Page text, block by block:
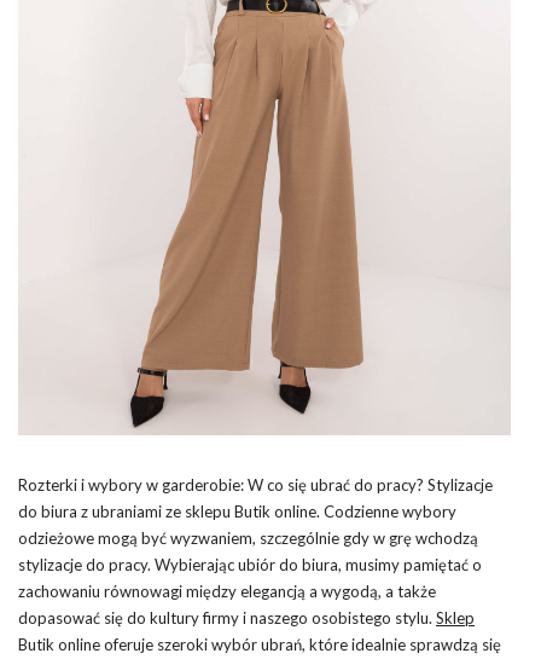
Rozterki i wybory w garderobie: W co się ubrać do pracy? Stylizacje
do biura z ubraniami ze sklepu Butik online. Codzienne wybory
odzieżowe mogą być wyzwaniem, szczególnie gdy w grę wchodzą
stylizacje do pracy. Wybierając ubiór do biura, musimy pamiętać o
zachowaniu równowagi między elegancją a wygodą, a także
dopasować się do kultury firmy i naszego osobistego stylu. Sklep
Butik online oferuje szeroki wybór ubrań, które idealnie sprawdzą się